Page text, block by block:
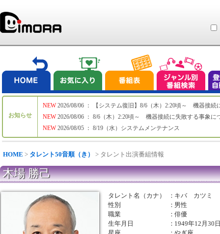
お知らせ
NEW
NEW
NEW
2026/08/06 ： 【システム復旧】8/6（木）2:20頃～ 機器接続
2026/08/06 ： 8/6（木）2:20頃～ 機器接続に失敗する事象に
2026/08/05 ： 8/19（水）システムメンテナンス
HOME > タレント50音順（き） > タレント出演番組情報
木場 勝己
タレント名（カナ） ： キバ カツミ
性別
： 男性
職業
：俳優
生年月日
： 1949年12月30